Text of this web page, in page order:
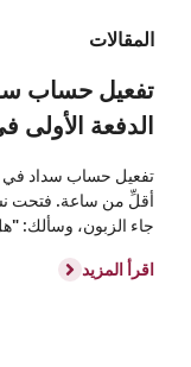
المقالات
تفعيل حساب
الدفعة
تفعيل حساب سداد في
أقلِّ من ساعة. فتحت
جاء الزبون، وسألك:
اقرأ المزيد